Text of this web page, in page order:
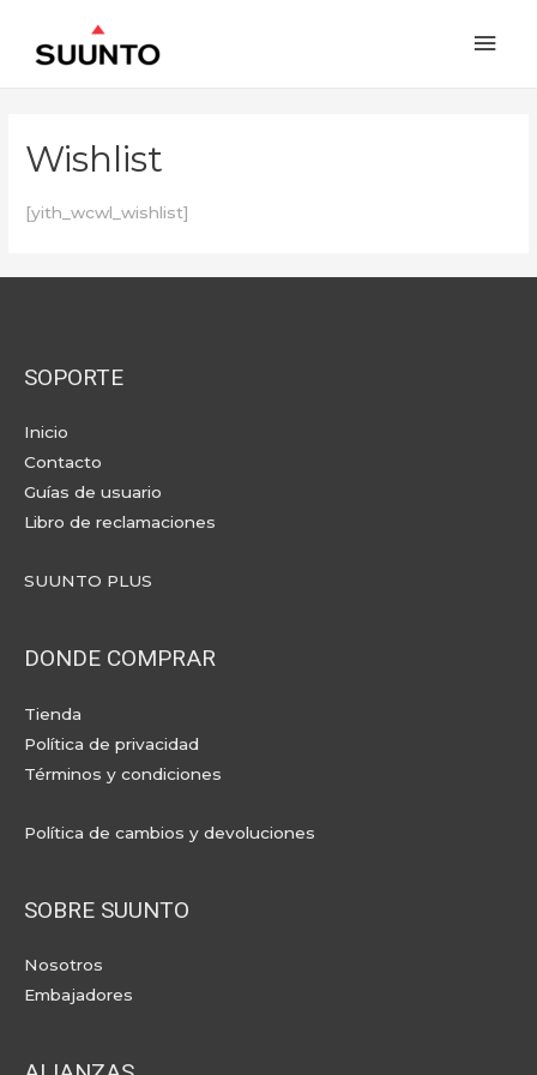
Wishlist
[yith_wcwl_wishlist]
SOPORTE
Inicio
Contacto
Guías de usuario
Libro de reclamaciones
SUUNTO PLUS
DONDE COMPRAR
Tienda
Política de privacidad
Términos y condiciones
Política de cambios y devoluciones
SOBRE SUUNTO
Nosotros
Embajadores